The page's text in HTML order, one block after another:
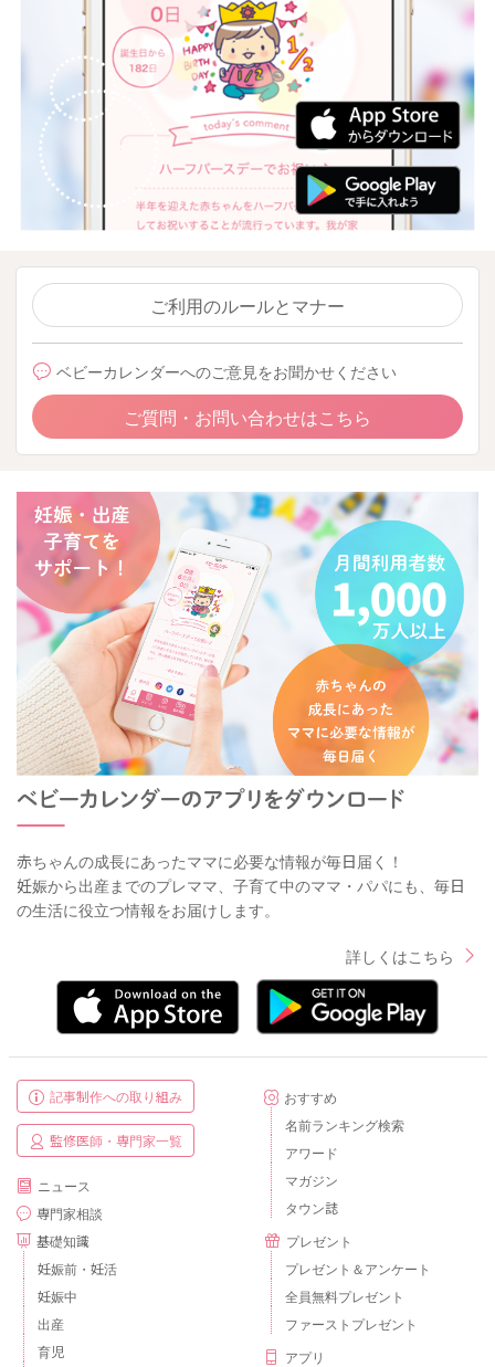
ご利用のルールとマナー
ベビーカレンダーへのご意見をお聞かせください
ご質問・お問い合わせはこちら
赤ちゃんの成長にあったママに必要な情報が毎日届く！
妊娠から出産までのプレママ、子育て中のママ・パパにも、毎日
の生活に役立つ情報をお届けします。
詳しくはこちら
記事制作への取り組み
監修医師・専門家一覧
ニュース
専門家相談
基礎知識
妊娠前・妊活
妊娠中
出産
育児
おすすめ
名前ランキング検索
アワード
マガジン
タウン誌
プレゼント
プレゼント＆アンケート
全員無料プレゼント
ファーストプレゼント
アプリ